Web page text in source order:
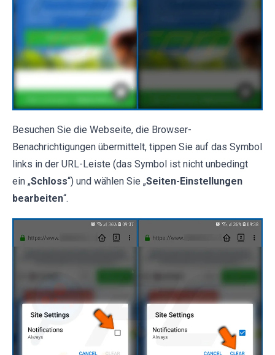
Besuchen Sie die Webseite, die Browser-
Benachrichtigungen übermittelt, tippen Sie auf das Symbol
links in der URL-Leiste (das Symbol ist nicht unbedingt
ein „Schloss“) und wählen Sie „Seiten-Einstellungen
bearbeiten“.